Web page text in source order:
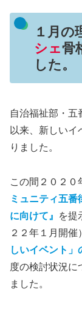
１月の
シェ骨
した。
自治福祉部・五
以来、新しい
りました。
この間２０２０
ミュニティ五
に向けて』
を提
２２年１月開催
しいイベント」
度の検討状況に
ました。